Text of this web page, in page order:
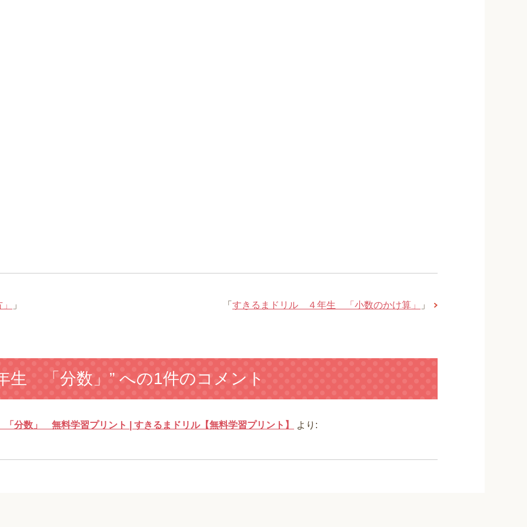
「 すきるまドリル ４年生 「小数のかけ算」 」
」
「分数」” への1件のコメント
数」 無料学習プリント | すきるまドリル【無料学習プリント】
より: